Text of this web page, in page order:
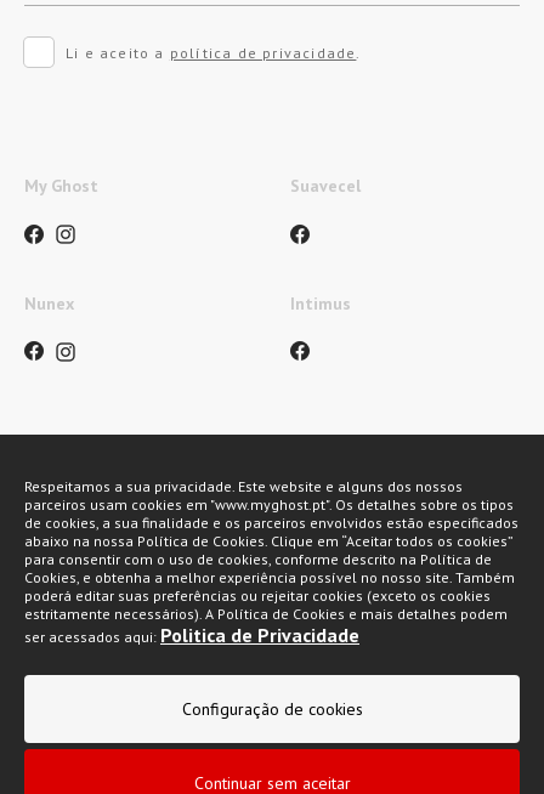
Li e aceito a política de privacidade.
My Ghost Suavecel
Nunex Intimus
Métodos de pagamento
Condições gerais de venda
Respeitamos a sua privacidade. Este website e alguns dos nossos
parceiros usam cookies em "www.myghost.pt". Os detalhes sobre os tipos
de cookies, a sua finalidade e os parceiros envolvidos estão especificados
abaixo na nossa Política de Cookies. Clique em “Aceitar todos os cookies”
para consentir com o uso de cookies, conforme descrito na Política de
Cookies, e obtenha a melhor experiência possível no nosso site. Também
poderá editar suas preferências ou rejeitar cookies (exceto os cookies
estritamente necessários). A Política de Cookies e mais detalhes podem
ser acessados aqui: Politica de Privacidade
Configuração de cookies
Continuar sem aceitar